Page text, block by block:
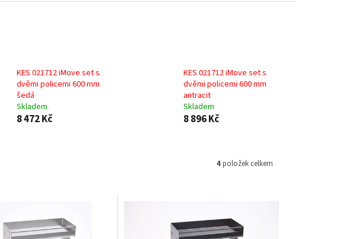
KES 021712 iMove set s
dvěmi policemi 600 mm
šedá
Skladem
8 472 Kč
KES 021712 iMove set s
dvěmi policemi 600 mm
antracit
Skladem
8 896 Kč
4položek celkem